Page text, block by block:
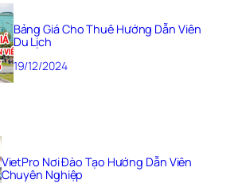
Bảng Giá Cho Thuê Hướng Dẫn Viên
Du Lịch
19/12/2024
VietPro Nơi Đào Tạo Hướng Dẫn Viên
Chuyên Nghiệp